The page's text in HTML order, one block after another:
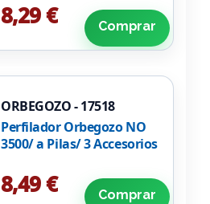
8,29 € Comprar
ORBEGOZO - 17518
Perfilador Orbegozo NO
3500/ a Pilas/ 3 Accesorios
8,49 € Comprar